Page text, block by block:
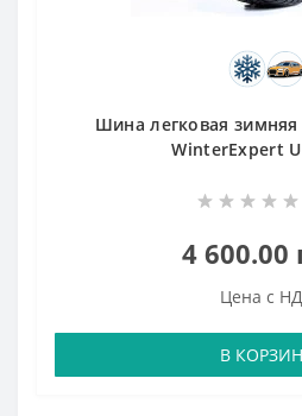
Шина легковая зимняя
WinterExpert
4 600.00
Цена с
В